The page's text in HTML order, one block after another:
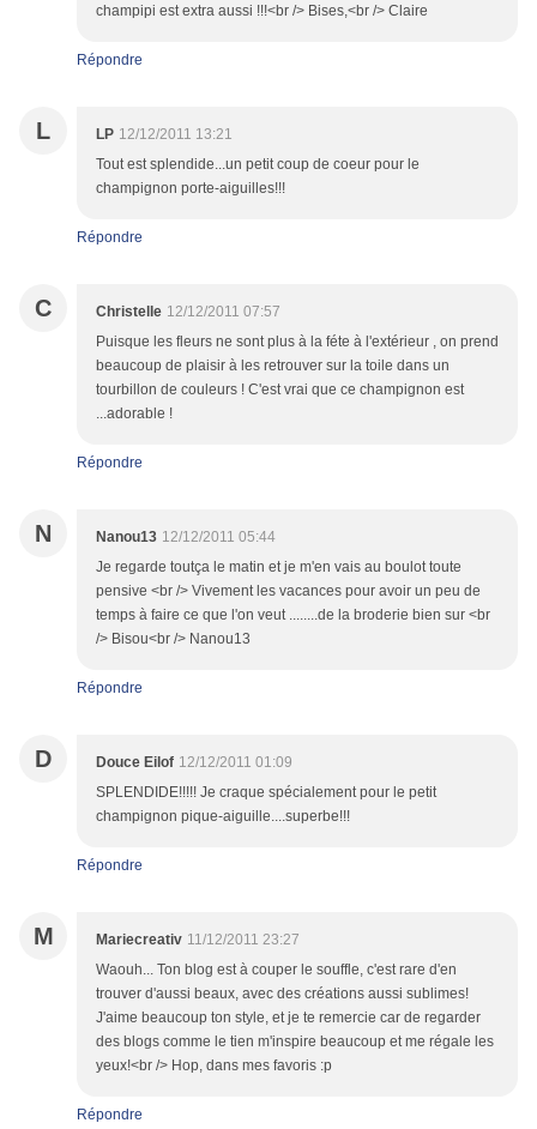
champipi est extra aussi !!!<br /> Bises,<br /> Claire
Répondre
L LP 12/12/2011 13:21
Tout est splendide...un petit coup de coeur pour le
champignon porte-aiguilles!!!
Répondre
C Christelle 12/12/2011 07:57
Puisque les fleurs ne sont plus à la féte à l'extérieur , on prend
beaucoup de plaisir à les retrouver sur la toile dans un
tourbillon de couleurs ! C'est vrai que ce champignon est
...adorable !
Répondre
N Nanou13 12/12/2011 05:44
Je regarde toutça le matin et je m'en vais au boulot toute
pensive <br /> Vivement les vacances pour avoir un peu de
temps à faire ce que l'on veut ........de la broderie bien sur <br
/> Bisou<br /> Nanou13
Répondre
D Douce Eilof 12/12/2011 01:09
SPLENDIDE!!!!! Je craque spécialement pour le petit
champignon pique-aiguille....superbe!!!
Répondre
M Mariecreativ 11/12/2011 23:27
Waouh... Ton blog est à couper le souffle, c'est rare d'en
trouver d'aussi beaux, avec des créations aussi sublimes!
J'aime beaucoup ton style, et je te remercie car de regarder
des blogs comme le tien m'inspire beaucoup et me régale les
yeux!<br /> Hop, dans mes favoris :p
Répondre